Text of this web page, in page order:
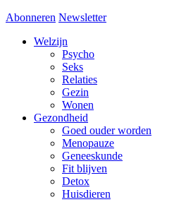
Abonneren Newsletter
Welzijn
Psycho
Seks
Relaties
Gezin
Wonen
Gezondheid
Goed ouder worden
Menopauze
Geneeskunde
Fit blijven
Detox
Huisdieren